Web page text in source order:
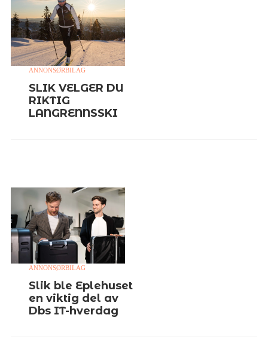
ANNONSØRBILAG
SLIK VELGER DU
RIKTIG
LANGRENNSSKI
ANNONSØRBILAG
Slik ble Eplehuset
en viktig del av
Dbs IT-hverdag